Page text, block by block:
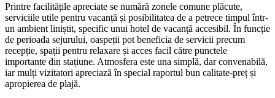
Printre facilitățile apreciate se numără zonele comune plăcute,
serviciile utile pentru vacanță și posibilitatea de a petrece timpul într-
un ambient liniștit, specific unui hotel de vacanță accesibil. În funcție
de perioada sejurului, oaspeții pot beneficia de servicii precum
recepție, spații pentru relaxare și acces facil către punctele
importante din stațiune. Atmosfera este una simplă, dar convenabilă,
iar mulți vizitatori apreciază în special raportul bun calitate-preț și
apropierea de plajă.